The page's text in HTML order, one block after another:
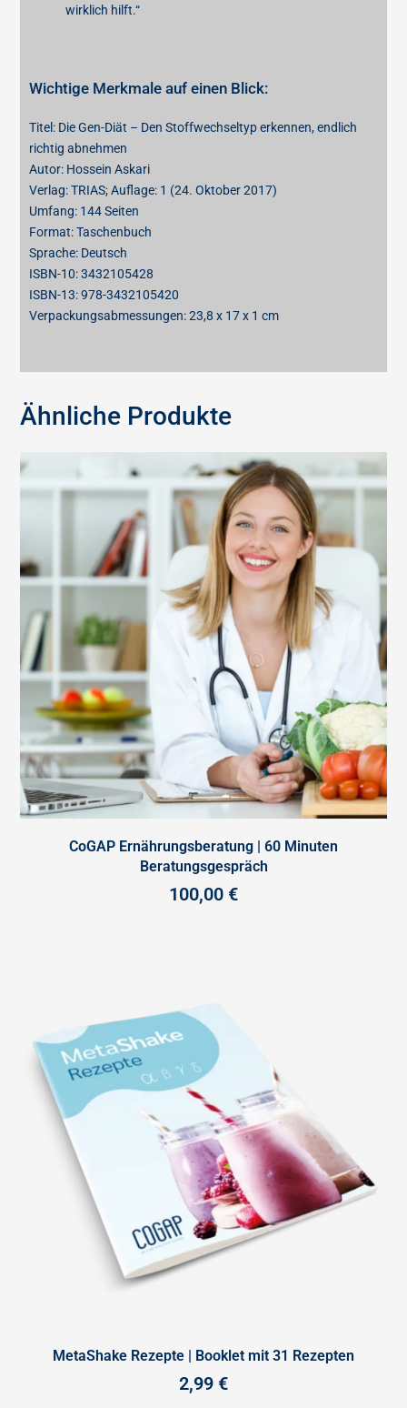
wirklich hilft.“
Wichtige Merkmale auf einen Blick:
Titel: Die Gen-Diät – Den Stoffwechseltyp erkennen, endlich
richtig abnehmen
Autor: Hossein Askari
Verlag: TRIAS; Auflage: 1 (24. Oktober 2017)
Umfang: 144 Seiten
Format: Taschenbuch
Sprache: Deutsch
ISBN-10: 3432105428
ISBN-13: 978-3432105420
Verpackungsabmessungen: 23,8 x 17 x 1 cm
Ähnliche Produkte
CoGAP Ernährungsberatung | 60 Minuten
Beratungsgespräch
100,00 €
MetaShake Rezepte | Booklet mit 31 Rezepten
2,99 €